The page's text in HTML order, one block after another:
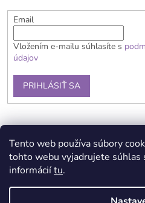
Tento web používa súbory
tohto webu vyjadrujete súhlas
informáciítu.
Email
Vložením e-mailu súhlasíte s
údajov
PRIHLÁSIŤ SA
Kontaky Podmienky